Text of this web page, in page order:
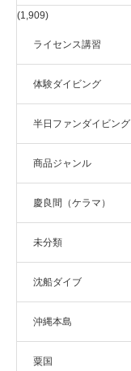
(1,909)
ライセンス講習
体験ダイビング
半日ファンダイビング
商品ジャンル
慶良間（ケラマ）
未分類
沈船ダイブ
沖縄本島
粟国